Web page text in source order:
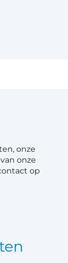
onze
onze
op